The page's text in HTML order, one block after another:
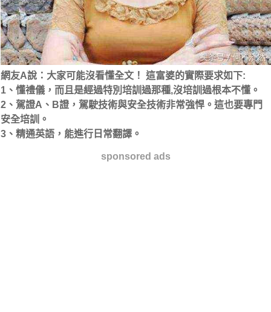
網友A說：大家可能沒看懂全文！ 這富婆的實際要求如下:
1、懂禮儀，而且是經過特別培訓過那種,沒培訓過根本不懂。
2、駕證A、B證，駕駛技術與安全技術非常強悍。這也要專門
安全培訓。
3、精通英語，能進行日常翻譯。
sponsored ads